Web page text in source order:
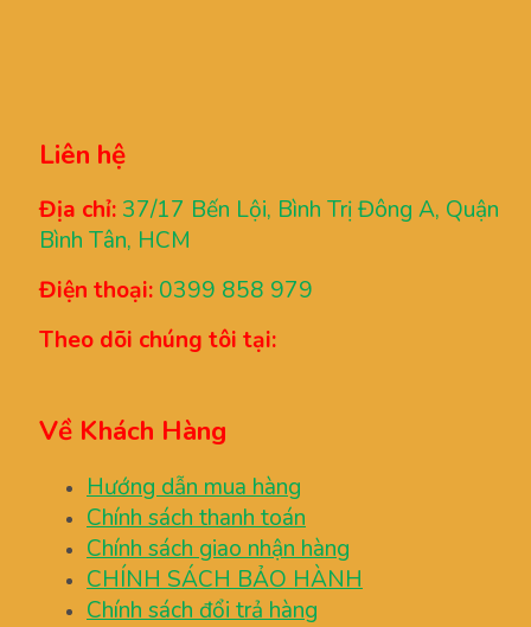
Liên hệ
Địa chỉ: 37/17 Bến Lội, Bình Trị Đông A, Quận
Bình Tân, HCM
Điện thoại: 0399 858 979
Theo dõi chúng tôi tại:
Về Khách Hàng
Hướng dẫn mua hàng
Chính sách thanh toán
Chính sách giao nhận hàng
CHÍNH SÁCH BẢO HÀNH
Chính sách đổi trả hàng